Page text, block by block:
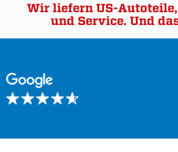
Wir liefern US-
und Service. Und